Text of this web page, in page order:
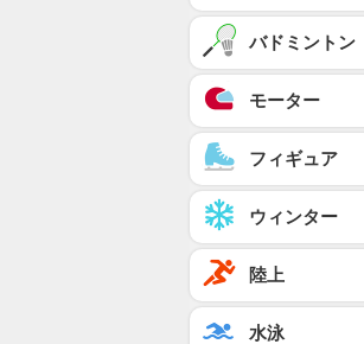
バドミントン
モーター
フィギュア
ウィンター
陸上
水泳